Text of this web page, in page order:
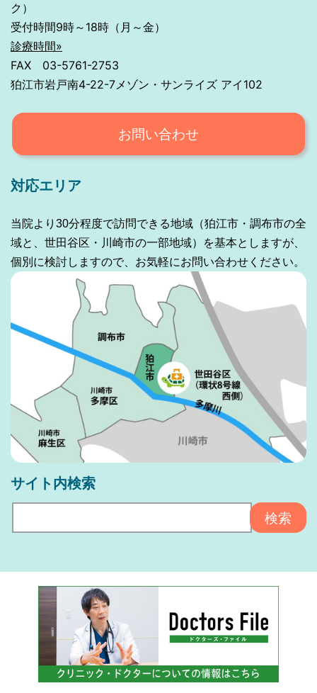
ク）
受付時間9時～18時（月～金）
診療時間»
FAX 03-5761-2753
狛江市岩戸南4-22-7メゾン・サンライズ アイ102
お問い合わせ
対応エリア
当院より30分程度で訪問できる地域（狛江市・調布市の全
域と、世田谷区・川崎市の一部地域）を基本としますが、
個別に検討しますので、お気軽にお問い合わせください。
サイト内検索